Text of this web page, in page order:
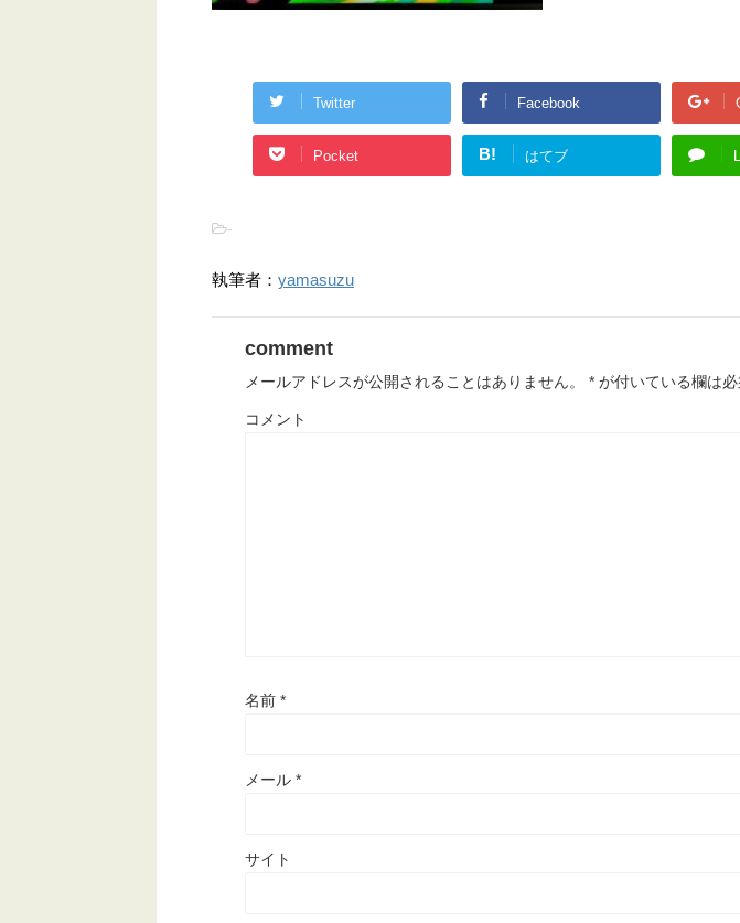
Twitter Facebook
Pocket B! はてブ
-
執筆者： yamasuzu
comment
メールアドレスが公開されることはありません。 * が付いている欄は
コメント
名前 *
メール *
サイト